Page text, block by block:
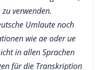
verwenden.
Umlaute noch
wie ae oder ue
in allen Sprachen
für die Transkription